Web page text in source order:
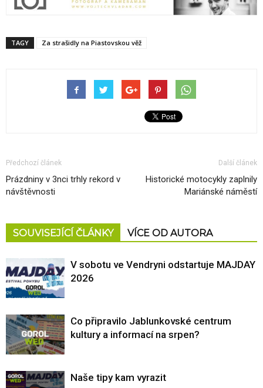
TAGY Za strašidly na Piastovskou věž
Předchozí článek
Prázdniny v 3nci trhly rekord v
návštěvnosti
Další článek
Historické motocykly zaplnily
Mariánské náměstí
SOUVISEJÍCÍ ČLÁNKY VÍCE OD AUTORA
V sobotu ve Vendryni odstartuje MAJDAY
2026
Co připravilo Jablunkovské centrum
kultury a informací na srpen?
Naše tipy kam vyrazit